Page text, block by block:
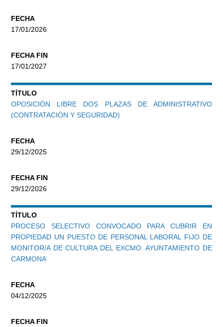
FECHA
17/01/2026
FECHA FIN
17/01/2027
TÍTULO
OPOSICIÓN LIBRE DOS PLAZAS DE ADMINISTRATIVO
(CONTRATACIÓN Y SEGURIDAD)
FECHA
29/12/2025
FECHA FIN
29/12/2026
TÍTULO
PROCESO SELECTIVO CONVOCADO PARA CUBRIR EN
PROPIEDAD UN PUESTO DE PERSONAL LABORAL FIJO DE
MONITOR/A DE CULTURA DEL EXCMO. AYUNTAMIENTO DE
CARMONA
FECHA
04/12/2025
FECHA FIN